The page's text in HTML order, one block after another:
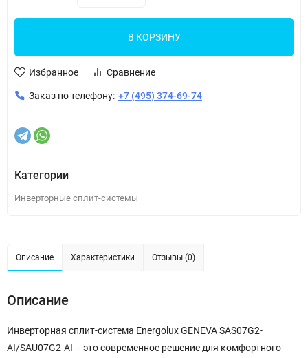
В КОРЗИНУ
Избранное Сравнение
Заказ по телефону: +7 (495) 374-69-74
Категории
Инверторные сплит-системы
Описание Характеристики Отзывы (0)
Описание
Инверторная сплит-система Energolux GENEVA SAS07G2-
AI/SAU07G2-AI – это современное решение для комфортного